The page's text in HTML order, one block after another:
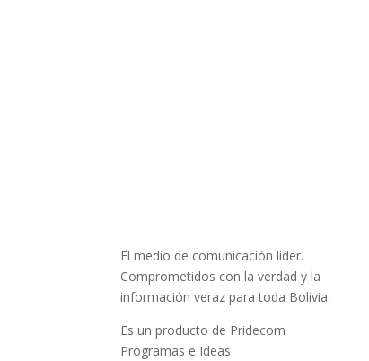
El medio de comunicación líder.
Comprometidos con la verdad y la
información veraz para toda Bolivia.
Es un producto de Pridecom
Programas e Ideas